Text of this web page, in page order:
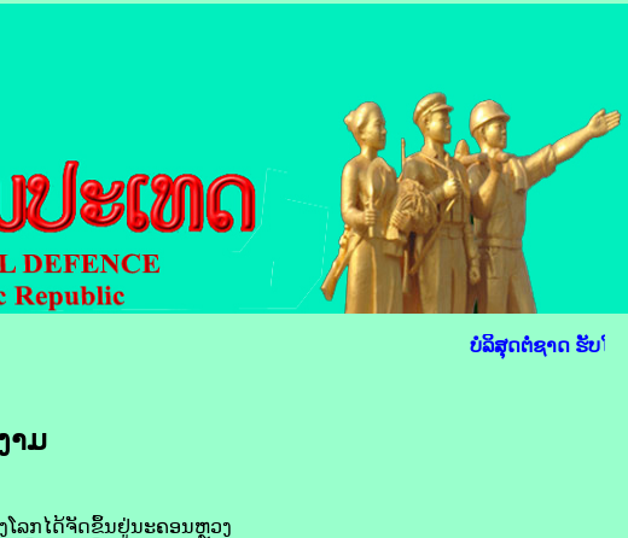
ບໍລິສຸດຕໍ່ຊາດ ຮັບໃຊ້
າມ
ໂລກ​ໄດ້​ຈັດ​ຂຶ້ນ​ຢູ່​ນະຄອນຫຼວງ